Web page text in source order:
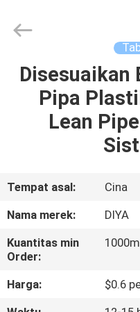
RUMAH
PRODUK
KAMI
PABRIK
Reserved.Disesuaikan
Pipa
Lean
Tempat asal:
Cina
Nama merek:
DIYA
Kuantitas min
Order:
1000m
Harga:
$0.6